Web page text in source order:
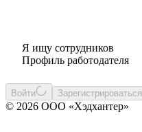
Я ищу сотрудников
Профиль работодателя
Войти Зарегистрироваться
© 2026 ООО «Хэдхантер»